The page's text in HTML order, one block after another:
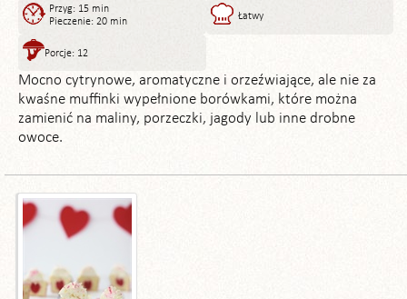
Przyg: 15 min
Pieczenie: 20 min
Łatwy
Porcje: 12
Mocno cytrynowe, aromatyczne i orzeźwiające, ale nie za
kwaśne muffinki wypełnione borówkami, które można
zamienić na maliny, porzeczki, jagody lub inne drobne
owoce.